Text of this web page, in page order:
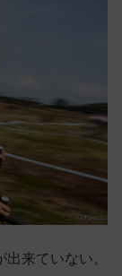
来ていない。